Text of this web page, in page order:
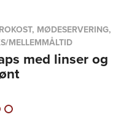
MØDESERVERING,
MELLEMMÅLTID
med linser og